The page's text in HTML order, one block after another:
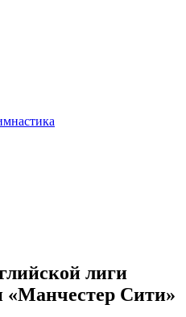
лиги
«Манчестер Сити»